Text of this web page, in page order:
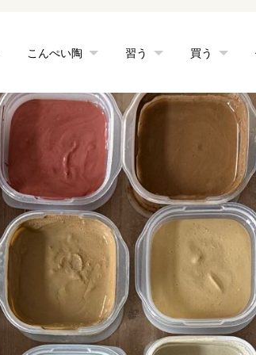
こんぺい陶 習う 買う